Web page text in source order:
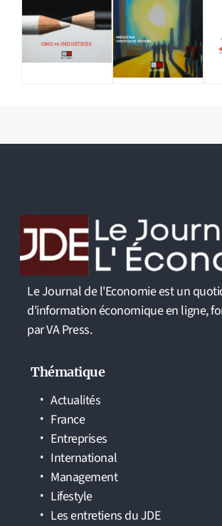
Le Journal de l'Economie est un
d'information économique en ligne,
par VA Press.
Thématique
Actualités
France
Entreprises
International
Management
Lifestyle
Les entretiens du JDE